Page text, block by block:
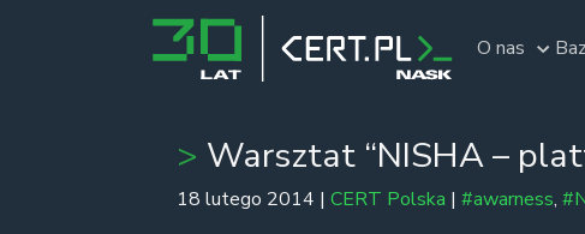
O nas
Warsztat “NISHA –
18 lutego 2014 | CERT Polska | #awarness,